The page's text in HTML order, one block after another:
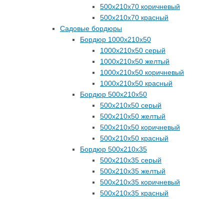
500х210х70 коричневый
500х210х70 красный
Садовые бордюры
Бордюр 1000х210х50
1000х210х50 серый
1000х210х50 желтый
1000х210х50 коричневый
1000х210х50 красный
Бордюр 500х210х50
500х210х50 серый
500х210х50 желтый
500х210х50 коричневый
500х210х50 красный
Бордюр 500х210х35
500х210х35 серый
500х210х35 желтый
500х210х35 коричневый
500х210х35 красный